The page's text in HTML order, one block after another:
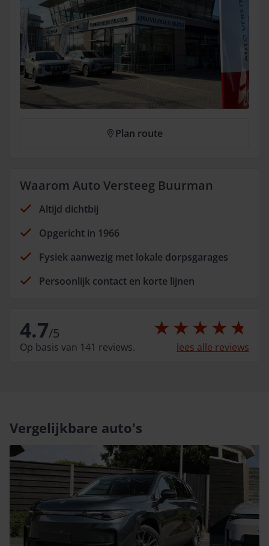
Plan route
Waarom Auto Versteeg Buurman
Altijd dichtbij
Opgericht in 1966
Fysiek aanwezig met lokale dorpsgarages
Persoonlijk contact en korte lijnen
4.7/5
Op basis van 141 reviews. lees alle reviews
Vergelijkbare auto's